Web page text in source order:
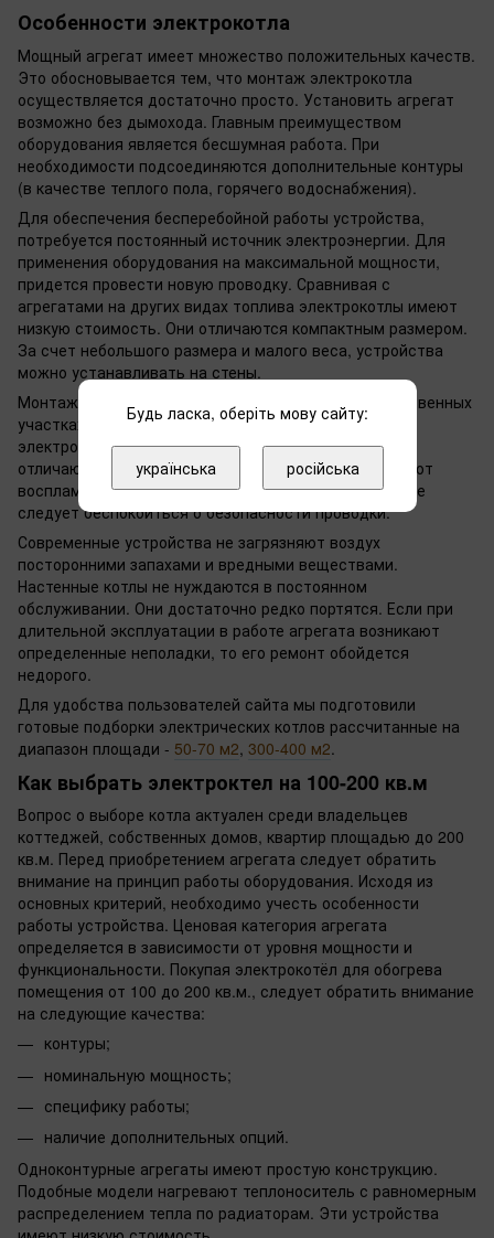
Особенности электрокотла
Мощный агрегат имеет множество положительных качеств.
Это обосновывается тем, что монтаж электрокотла
осуществляется достаточно просто. Установить агрегат
возможно без дымохода. Главным преимуществом
оборудования является бесшумная работа. При
необходимости подсоединяются дополнительные контуры
(в качестве теплого пола, горячего водоснабжения).
Для обеспечения бесперебойной работы устройства,
потребуется постоянный источник электроэнергии. Для
применения оборудования на максимальной мощности,
придется провести новую проводку. Сравнивая с
агрегатами на других видах топлива электрокотлы имеют
низкую стоимость. Они отличаются компактным размером.
За счет небольшого размера и малого веса, устройства
можно устанавливать на стены.
Монтаж агрегата доступен в подсобных или хозяйственных
участках. Многие предпочитают устанавливать
электрокотлы на кухне. Кроме этого, электрокотлы
отличаются безопасностью. Устройства защищены от
воспламенения.При правильном монтаже агрегата не
следует беспокоиться о безопасности проводки.
Современные устройства не загрязняют воздух
посторонними запахами и вредными веществами.
Настенные котлы не нуждаются в постоянном
обслуживании. Они достаточно редко портятся. Если при
длительной эксплуатации в работе агрегата возникают
определенные неполадки, то его ремонт обойдется
недорого.
Для удобства пользователей сайта мы подготовили
готовые подборки электрических котлов рассчитанные на
диапазон площади - 50-70 м2, 300-400 м2.
Как выбрать электроктел на 100-200 кв.м
Вопрос о выборе котла актуален среди владельцев
коттеджей, собственных домов, квартир площадью до 200
кв.м. Перед приобретением агрегата следует обратить
внимание на принцип работы оборудования. Исходя из
основных критерий, необходимо учесть особенности
работы устройства. Ценовая категория агрегата
определяется в зависимости от уровня мощности и
функциональности. Покупая электрокотёл для обогрева
помещения от 100 до 200 кв.м., следует обратить внимание
на следующие качества:
контуры;
номинальную мощность;
специфику работы;
наличие дополнительных опций.
Одноконтурные агрегаты имеют простую конструкцию.
Подобные модели нагревают теплоноситель с равномерным
распределением тепла по радиаторам. Эти устройства
Будь ласка, оберіть мову сайту:
українська російська